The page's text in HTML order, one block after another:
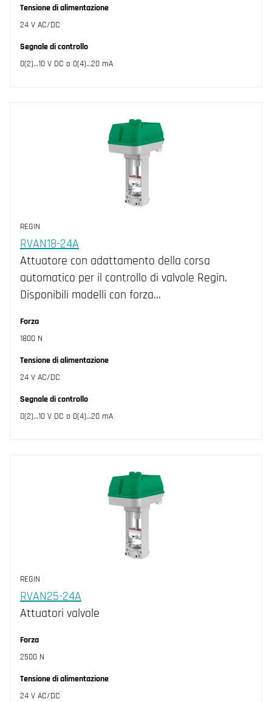
Tensione di alimentazione
24 V AC/DC
Segnale di controllo
0(2)…10 V DC o 0(4)…20 mA
REGIN
RVAN18-24A
Attuatore con adattamento della corsa
automatico per il controllo di valvole Regin.
Disponibili modelli con forza…
Forza
1800 N
Tensione di alimentazione
24 V AC/DC
Segnale di controllo
0(2)…10 V DC o 0(4)…20 mA
REGIN
RVAN25-24A
Attuatori valvole
Forza
2500 N
Tensione di alimentazione
24 V AC/DC